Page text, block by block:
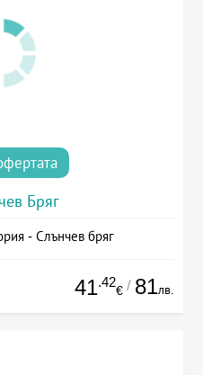
Бряг
- Слънчев бряг
41.42
€ / 81лв.